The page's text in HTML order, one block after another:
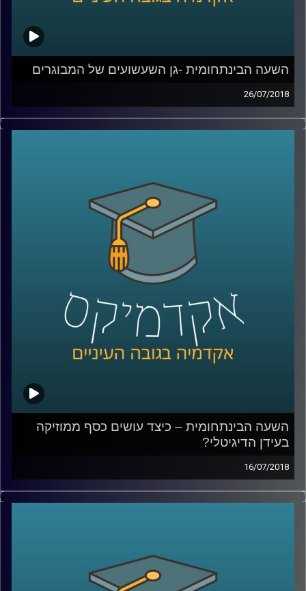
השעה הבינתחומית -גן השעשועים של המבוגרים
26/07/2018
ד"ר דנה פרג מתארת את השינויים הדרמטיים
בין המעסיק למועסק, וגם: מדוע חבורת יפנים
שיתחילו לעבוד במשרד בתל אביב לא שונים
בהרבה מחבורת צעירים בני העיר שגדלו אי שם
AudioVersity
השעה הבינתחומית – כיצד עושים כסף ממוזיקה
בעידן הדיגיטלי?
16/07/2018
המעבר של תעשיית המוזיקה לעידן הדיגיטלי
נחאס מסבירה כיצד ניתן לשמור על זכויות
מוזיקאים בעידן של סימפולים, מדוע ספר